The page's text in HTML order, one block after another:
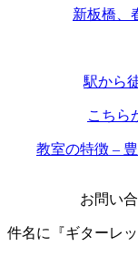
新板橋、
駅から
こちら
教室の特徴 –
お問い
件名に『ギターレ